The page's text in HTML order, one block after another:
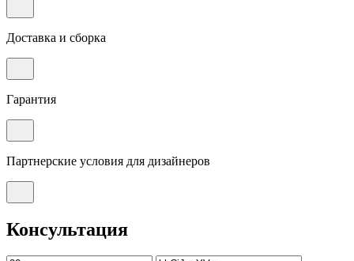
Доставка и сборка
Гарантия
Партнерские условия для дизайнеров
Консультация